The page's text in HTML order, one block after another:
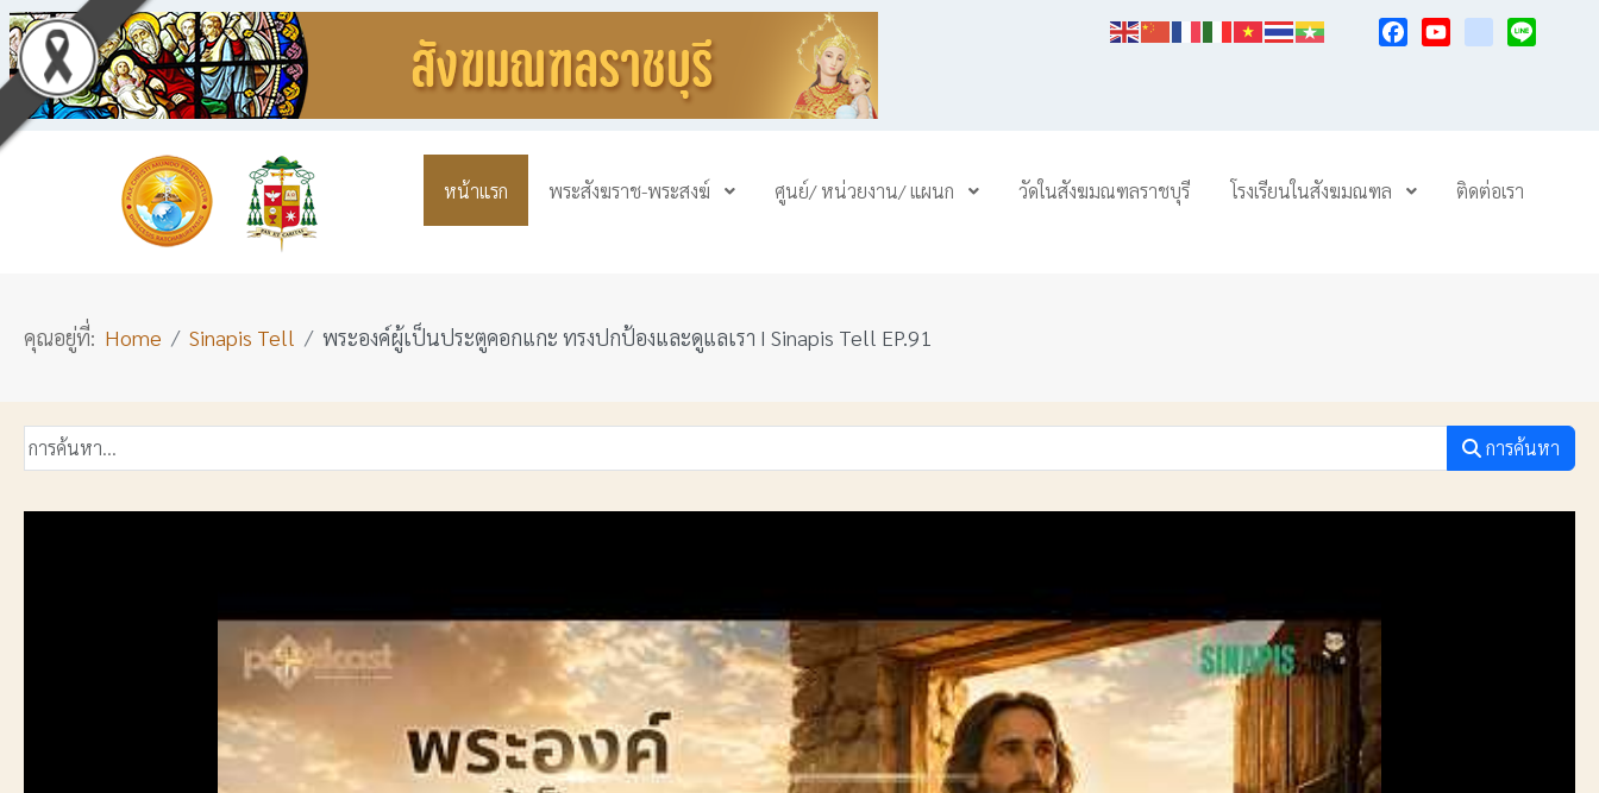
หน้าแรก พระสังฆราช-พระสงฆ์ ศูนย์/ หน่วยงาน/ แผนก วัดในสังฆมณฑลราชบุรี โรงเรียนในสังฆมณฑล ติดต่อเรา
คุณอยู่ที่: Home Sinapis Tell พระองค์ผู้เป็นประตูคอกแกะ ทรงปกป้องและดูแลเรา I Sinapis Tell EP.91
การค้นหา